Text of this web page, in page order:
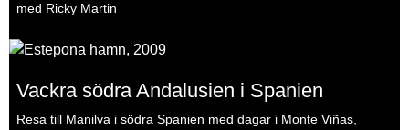
med Ricky Martin
Vackra södra Andalusien i Spanien
Resa till Manilva i södra Spanien med dagar i Monte Viñas,